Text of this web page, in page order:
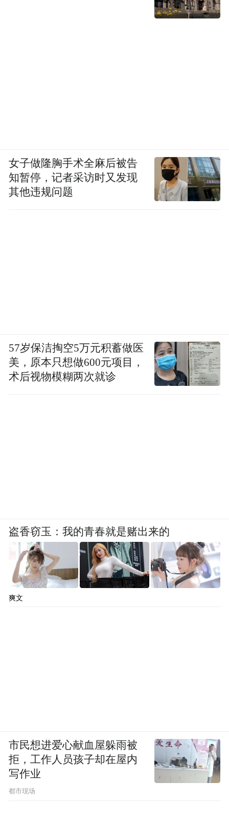
女子做隆胸手术全麻后被告
知暂停，记者采访时又发现
其他违规问题
57岁保洁掏空5万元积蓄做医
美，原本只想做600元项目，
术后视物模糊两次就诊
盗香窃玉：我的青春就是赌出来的
爽文
市民想进爱心献血屋躲雨被
拒，工作人员孩子却在屋内
写作业
都市现场